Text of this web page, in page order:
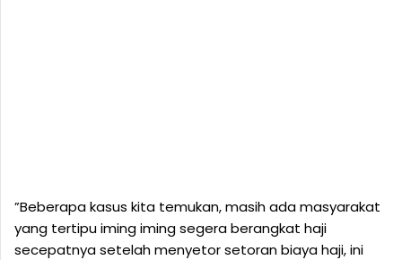
”Beberapa kasus kita temukan, masih ada masyarakat
yang tertipu iming iming segera berangkat haji
secepatnya setelah menyetor setoran biaya haji, ini